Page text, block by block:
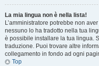
La mia lingua non è nella lista!
L’amministratore potrebbe non
nessuno lo ha tradotto nella tua
è possibile installare la tua lingua.
traduzione. Puoi trovare altre
collegamento in fondo ad ogni
Top